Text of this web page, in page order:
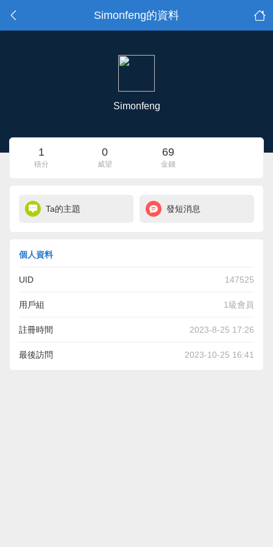
Simonfeng的資料
Simonfeng
1
積分
0
威望
69
金錢
Ta的主題 發短消息
個人資料
UID 147525
用戶組 1級會員
註冊時間 2023-8-25 17:26
最後訪問 2023-10-25 16:41